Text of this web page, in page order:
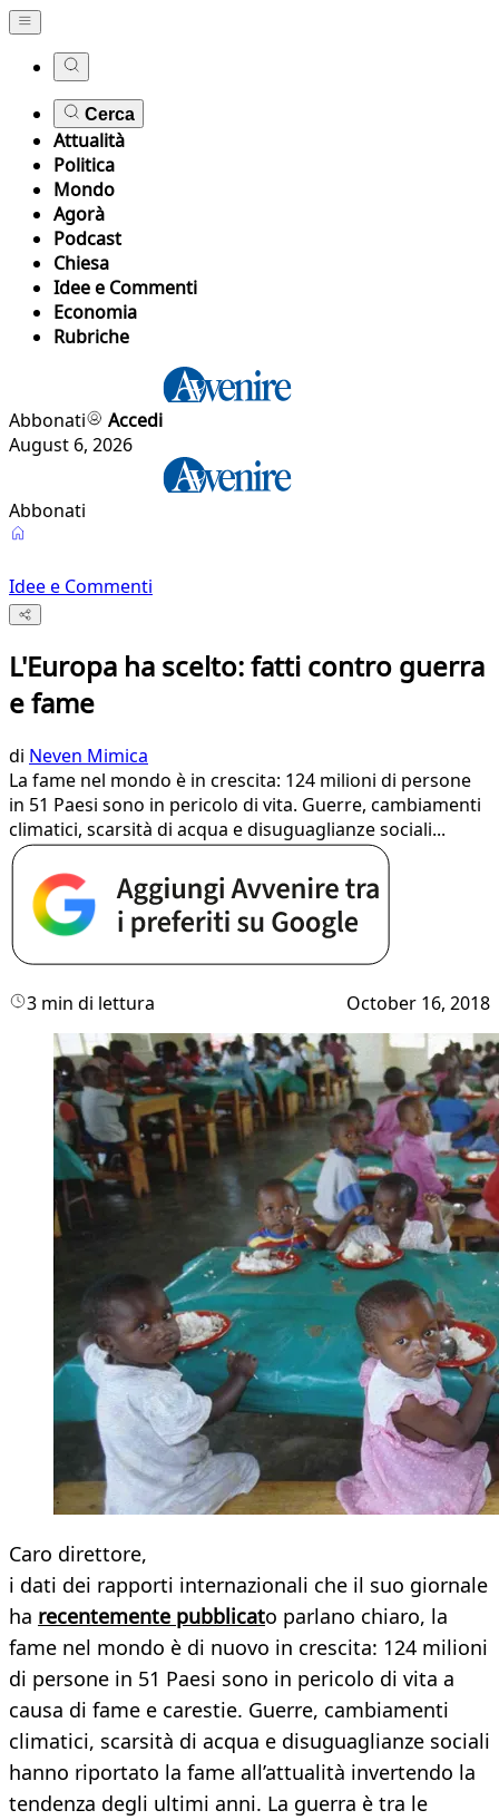
Cerca
Attualità
Politica
Mondo
Agorà
Podcast
Chiesa
Idee e Commenti
Economia
Rubriche
Abbonati
Accedi
August 6, 2026
Abbonati
Idee e Commenti
L'Europa ha scelto: fatti contro guerra
e fame
di Neven Mimica
La fame nel mondo è in crescita: 124 milioni di persone
in 51 Paesi sono in pericolo di vita. Guerre, cambiamenti
climatici, scarsità di acqua e disuguaglianze sociali...
3 min di lettura October 16, 2018
Caro direttore,
i dati dei rapporti internazionali che il suo giornale
ha recentemente pubblicato parlano chiaro, la
fame nel mondo è di nuovo in crescita: 124 milioni
di persone in 51 Paesi sono in pericolo di vita a
causa di fame e carestie. Guerre, cambiamenti
climatici, scarsità di acqua e disuguaglianze sociali
hanno riportato la fame all’attualità invertendo la
tendenza degli ultimi anni. La guerra è tra le